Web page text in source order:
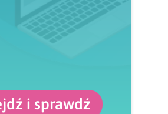
i sprawdź